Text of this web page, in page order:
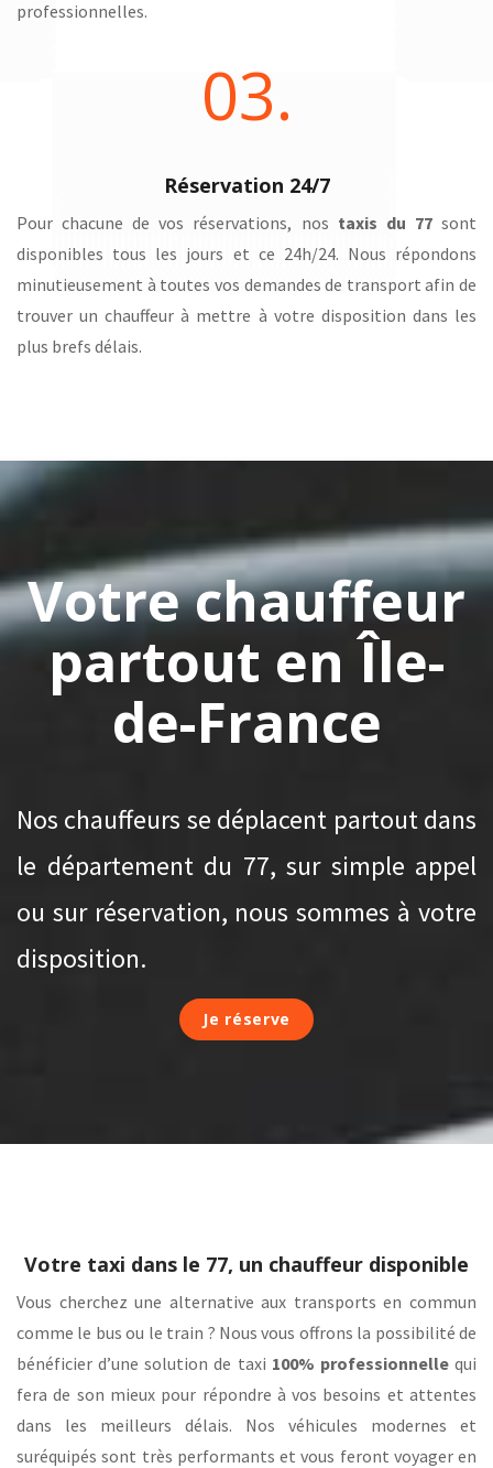
professionnelles.
03.
Réservation 24/7
Pour chacune de vos réservations, nos taxis du 77sont
disponibles tous les jours et ce 24h/24. Nous répondons
minutieusement à toutes vos demandes de transport afin de
trouver un chauffeur à mettre à votre disposition dans les
plus brefs délais.
Votre chauffeur
partout en Île-
de-France
Nos chauffeurs se déplacent partout dans
le département du 77, sur simple appel
ou sur réservation, nous sommes à votre
disposition.
Je réserve
Votre taxi dans le 77, un chauffeur disponible
Vous cherchez une alternative aux transports en commun
comme le bus ou le train ? Nous vous offrons la possibilité de
bénéficier d’une solution de taxi 100% professionnellequi
fera de son mieux pour répondre à vos besoins et attentes
dans les meilleurs délais. Nos véhicules modernes et
suréquipés sont très performants et vous feront voyager en